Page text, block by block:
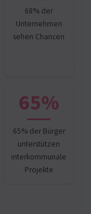
68% der
Unternehmen
sehen Chancen
65%
65% der Bürger
unterstützen
interkommunale
Projekte